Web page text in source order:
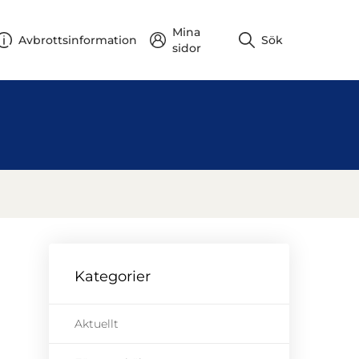
Avbrottsinformation
Mina
sidor
Sök
Kategorier
Aktuellt